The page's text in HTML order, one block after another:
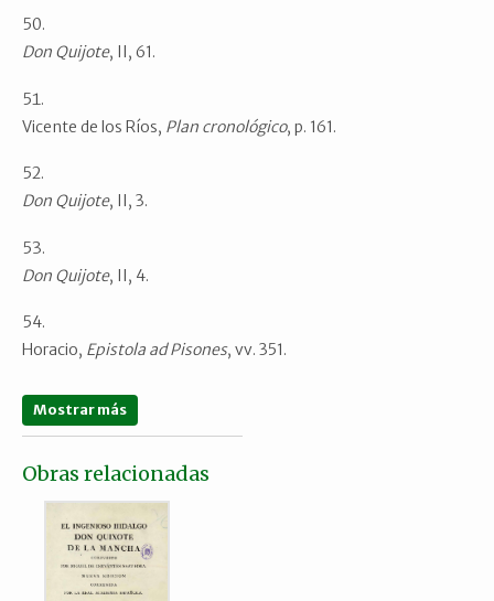
Don Quijote, II, 61.
Vicente de los Ríos, Plan cronológico, p. 161.
Don Quijote, II, 3.
Don Quijote, II, 4.
Horacio, Epistola ad Pisones, vv. 351.
Mostrar más
Obras relacionadas